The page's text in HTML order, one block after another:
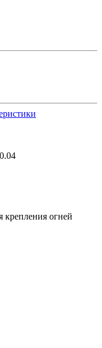
огней